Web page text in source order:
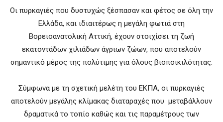
Οι πυρκαγιές που δυστυχώς ξέσπασαν και φέτος σε όλη την
Ελλάδα, και ιδιαιτέρως η μεγάλη φωτιά στη
Βορειοανατολική Αττική, έχουν στοιχίσει τη ζωή
εκατοντάδων χιλιάδων άγριων ζώων, που αποτελούν
σημαντικό μέρος της πολύτιμης για όλους βιοποικιλότητας.
Σύμφωνα με τη σχετική μελέτη του ΕΚΠΑ, οι πυρκαγιές
αποτελούν μεγάλης κλίμακας διαταραχές που μεταβάλλουν
δραματικά το τοπίο καθώς και τις παραμέτρους των